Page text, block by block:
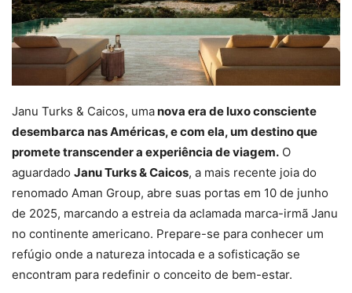
Janu Turks & Caicos, umanova era de luxo consciente
desembarca nas Américas, e com ela, um destino que
promete transcender a experiência de viagem. O
aguardado Janu Turks & Caicos, a mais recente joia do
renomado Aman Group, abre suas portas em 10 de junho
de 2025, marcando a estreia da aclamada marca-irmã Janu
no continente americano. Prepare-se para conhecer um
refúgio onde a natureza intocada e a sofisticação se
encontram para redefinir o conceito de bem-estar.